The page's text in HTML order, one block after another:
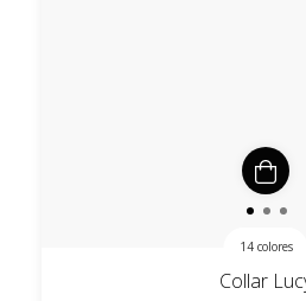
14 colores
Collar